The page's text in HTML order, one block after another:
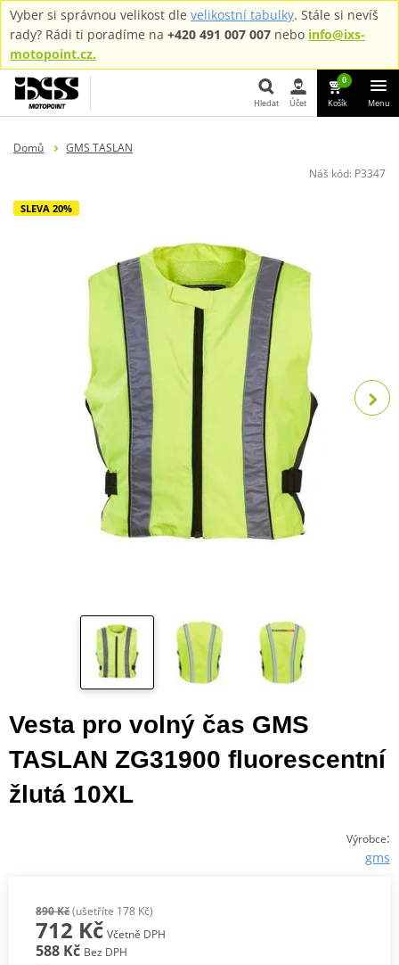
Vyber si správnou velikost dle velikostní tabulky. Stále si nevíš
rady? Rádi ti poradíme na +420 491 007 007 nebo info@ixs-
motopoint.cz.
Hledat Účet
0
Košík Menu
Domů
GMS TASLAN
Náš kód: P3347
SLEVA 20%
Vesta pro volný čas GMS
TASLAN ZG31900 fluorescentní
žlutá 10XL
Výrobce:
gms
890 Kč(ušetříte 178 Kč)
712 Kč Včetně DPH
588 Kč Bez DPH